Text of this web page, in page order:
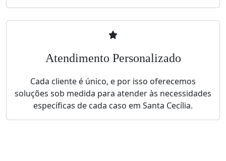
Atendimento Personalizado
Cada cliente é único, e por isso oferecemos
soluções sob medida para atender às necessidades
específicas de cada caso em Santa Cecília.